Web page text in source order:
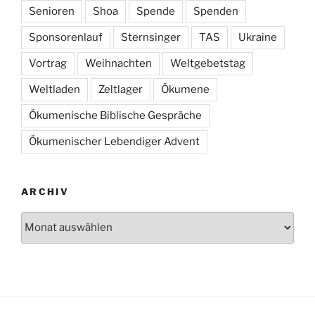
Senioren Shoa Spende Spenden
Sponsorenlauf Sternsinger TAS Ukraine
Vortrag Weihnachten Weltgebetstag
Weltladen Zeltlager Ökumene
Ökumenische Biblische Gespräche
Ökumenischer Lebendiger Advent
ARCHIV